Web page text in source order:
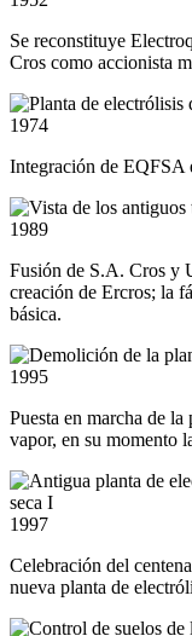
Se reconstituye
Cros como accionista
1974
Integración de EQFSA
1989
Fusión de S.A. Cros y
creación de Ercros; la
básica.
1995
Puesta en marcha de
vapor, en su momento
1997
Celebración del
nueva planta de